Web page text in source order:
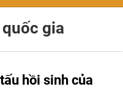
gia
hồi sinh của